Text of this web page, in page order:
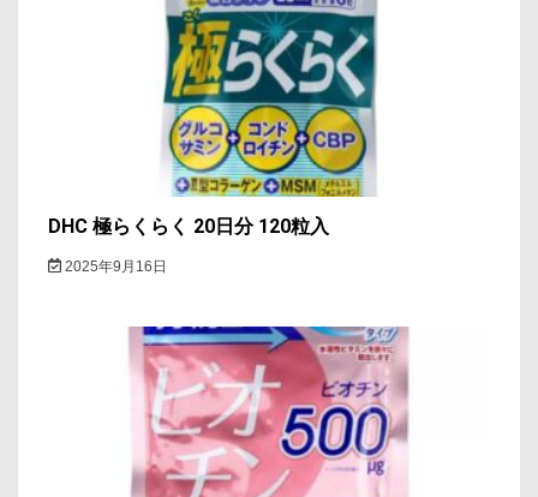
DHC 極らくらく 20日分 120粒入
2025年9月16日